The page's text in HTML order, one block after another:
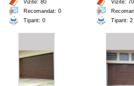
Vizite: 80
Recomandat: 0
Tiparit: 0
Vizite:
Tiparit: 2